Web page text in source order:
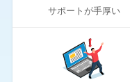
ワークポート
女性しごと応援テラス
社内SE転職ナビ
サポートが手厚い